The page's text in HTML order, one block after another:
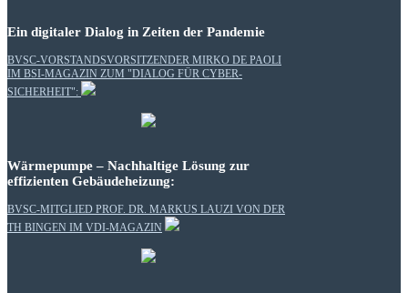
Ein digitaler Dialog in Zeiten der Pandemie
BVSC-VORSTANDSVORSITZENDER MIRKO DE PAOLI
IM BSI-MAGAZIN ZUM "DIALOG FÜR CYBER-
SICHERHEIT":
Wärmepumpe – Nachhaltige Lösung zur
effizienten Gebäudeheizung:
BVSC-MITGLIED PROF. DR. MARKUS LAUZI VON DER
TH BINGEN IM VDI-MAGAZIN